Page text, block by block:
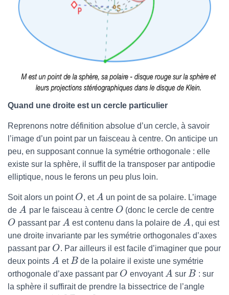
Quand une droite est un cercle particulier
Reprenons notre définition absolue d’un cercle, à savoir
l’image d’un point par un faisceau à centre. On anticipe un
peu, en supposant connue la symétrie orthogonale : elle
existe sur la sphère, il suffit de la transposer par antipodie
elliptique, nous le ferons un peu plus loin.
Soit alors un point O, etA un point de sa polaire. L’image
de A par le faisceau à centre O (donc le cercle de centre
O passant par A est contenu dans la polaire de A, qui est
une droite invariante par les symétrie orthogonales d’axes
passant par O. Par ailleurs il est facile d’imaginer que pour
deux points A etB de la polaire il existe une symétrie
orthogonale d’axe passant par O envoyantA sur B : sur
la sphère il suffirait de prendre la bissectrice de l’angle